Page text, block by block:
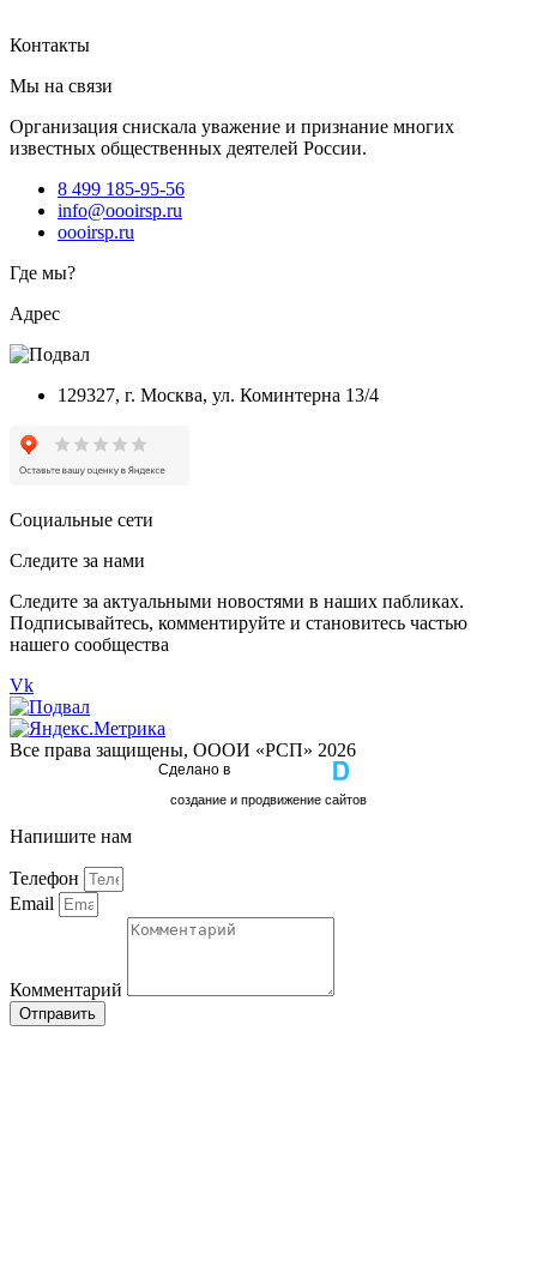
Контакты
Мы на связи
Организация снискала уважение и признание многих
известных общественных деятелей России.
8 499 185-95-56
info@oooirsp.ru
oooirsp.ru
Где мы?
Адрес
129327, г. Москва, ул. Коминтерна 13/4
Социальные сети
Следите за нами
Следите за актуальными новостями в наших пабликах.
Подписывайтесь, комментируйте и становитесь частью
нашего сообщества
Vk
Все права защищены, ОООИ «РСП» 2026
Сделано в
cоздание и продвижение сайтов
Напишите нам
Телефон
Email
Комментарий
Отправить